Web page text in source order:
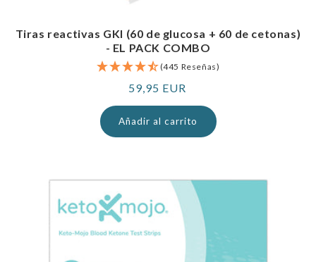
Tiras reactivas GKI (60 de glucosa + 60 de cetonas)
- EL PACK COMBO
(445 Reseñas)
Precio
normal
59,95 EUR
Añadir al carrito